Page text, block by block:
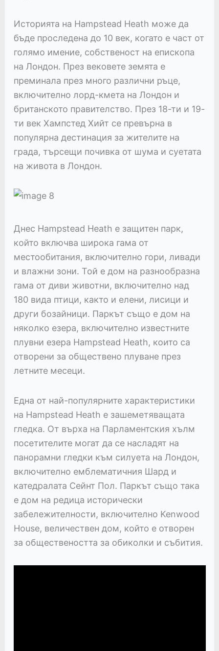
Историята на Hampstead Heath може да
бъде проследена до 10 век, когато е част от
голямо имение, собственост на епископа
на Лондон. През вековете земята е
преминала през много различни ръце,
включително лорд-кмета на Лондон и
британското правителство. През 18-ти и 19-
ти век Хампстед Хийт се превърна в
популярна дестинация за жителите на
града, търсещи почивка от шума и суетата
на живота в Лондон.
Днес Hampstead Heath е защитен парк,
който включва широка гама от
местообитания, включително гори, ливади
и влажни зони. Той е дом на разнообразна
гама от диви животни, включително над
180 вида птици, както и елени, лисици и
други бозайници. Паркът също е дом на
няколко езера, включително известните
плувни езера Hampstead Heath, които са
отворени за обществено плуване през
летните месеци.
Една от най-популярните характеристики
на Hampstead Heath е зашеметяващата
гледка. От върха на Парламентския хълм
посетителите могат да се насладят на
панорамни гледки към силуета на Лондон,
включително емблематичния Шард и
катедралата Сейнт Пол. Паркът също така
е дом на редица исторически
забележителности, включително Kenwood
House, величествен дом, който е отворен
за обществеността за обиколки и събития.